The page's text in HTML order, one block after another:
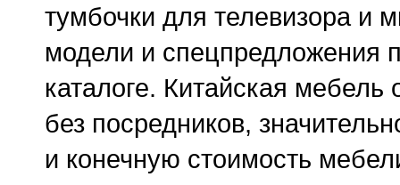
тумбочки для телевизора и
модели и спецпредложения
каталоге. Китайская
без посредников,
и конечную стоимость